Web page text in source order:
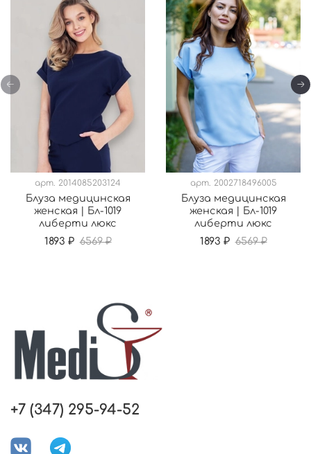
арт. 2014085203124
Блуза медицинская
женская | Бл-1019
либерти люкс
1893 ₽ 6569 ₽
арт. 2002718496005
Блуза медицинская
женская | Бл-1019
либерти люкс
1893 ₽ 6569 ₽
+7 (347) 295-94-52